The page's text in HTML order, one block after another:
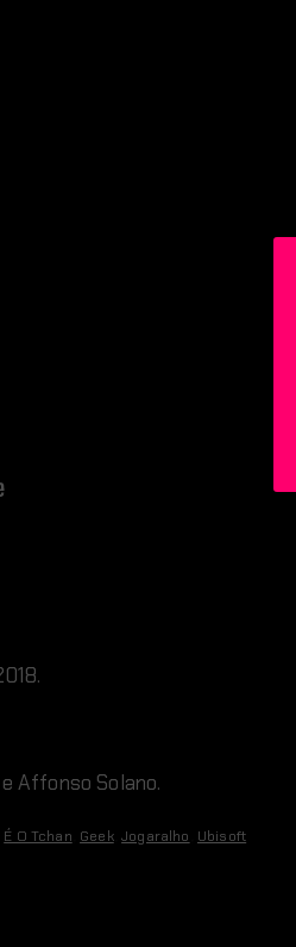
Affonso Solano.
É O Tchan Geek,Jogaralho Ubisoft